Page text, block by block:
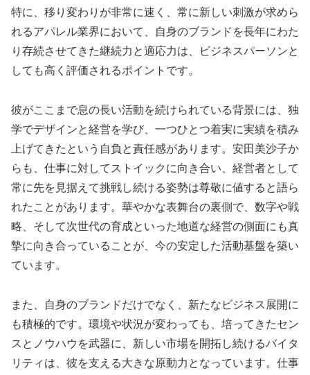
特に、移り変わりが非常に速く、常に新しい刺激が求めら
れるアパレル業界において、自身のブランドを長年にわた
り存続させてきた継続力と適応力は、ビジネスパーソンと
しても高く評価されるポイントです。
彼がここまで息の長い活動を続けられている背景には、独
学でデザインと経営を学び、一つひとつ着実に実績を積み
上げてきたという自負と責任感があります。安田美沙子か
らも、仕事に対してストイックに向き合い、経営者として
常に先を見据えて挑戦し続ける姿勢は尊敬に値すると語ら
れたことがあります。華やかな表舞台の裏側で、数字や戦
略、そして次世代の育成といった地道な経営の側面にも真
摯に向き合っていることが、今の安定した活動基盤を築い
ています。
また、自身のブランドだけでなく、新たなビジネス展開に
も積極的です。環境や状況が変わっても、培ってきたセン
スとノウハウを武器に、新しい市場を開拓し続けるバイタ
リティは、彼を支える大きな原動力となっています。仕事